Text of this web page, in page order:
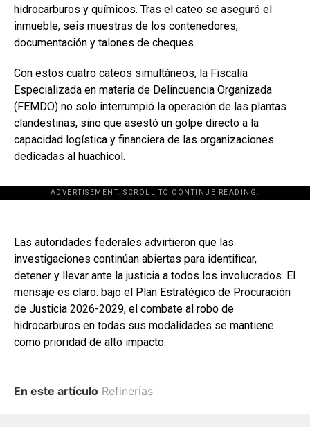
hidrocarburos y químicos. Tras el cateo se aseguró el
inmueble, seis muestras de los contenedores,
documentación y talones de cheques.
Con estos cuatro cateos simultáneos, la Fiscalía
Especializada en materia de Delincuencia Organizada
(FEMDO) no solo interrumpió la operación de las plantas
clandestinas, sino que asestó un golpe directo a la
capacidad logística y financiera de las organizaciones
dedicadas al huachicol.
ADVERTISEMENT. SCROLL TO CONTINUE READING.
Las autoridades federales advirtieron que las
investigaciones continúan abiertas para identificar,
detener y llevar ante la justicia a todos los involucrados. El
mensaje es claro: bajo el Plan Estratégico de Procuración
de Justicia 2026-2029, el combate al robo de
hidrocarburos en todas sus modalidades se mantiene
como prioridad de alto impacto.
En este artículo Refinerías